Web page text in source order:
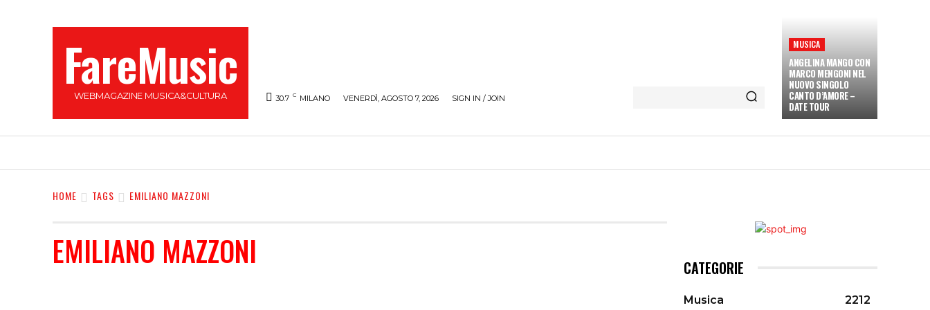
FareMusic
WEBMAGAZINE MUSICA&CULTURA 30.7 C MILANO VENERDÌ, AGOSTO 7, 2026 SIGN IN / JOIN
MUSICA
ANGELINA MANGO CON
MARCO MENGONI NEL
NUOVO SINGOLO
CANTO D’AMORE –
DATE TOUR
HOME TAGS EMILIANO MAZZONI
EMILIANO MAZZONI CATEGORIE
Musica
2212